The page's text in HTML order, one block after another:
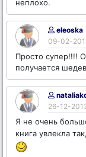
неплохо.
eleoska
09-02-
Просто супер!!!!
получается
26-12-
Я не очень
книга увлекла